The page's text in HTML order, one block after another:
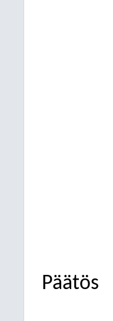
Päätös